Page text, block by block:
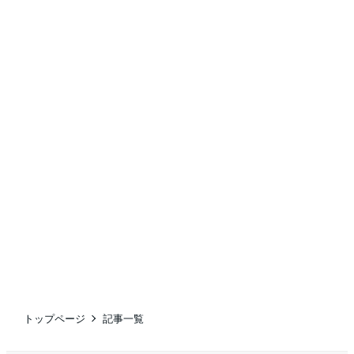
トップページ 記事一覧